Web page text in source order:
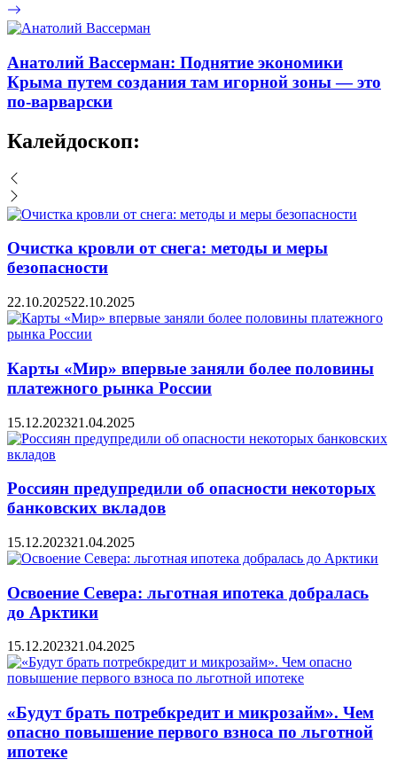
Анатолий Вассерман: Поднятие экономики
Крыма путем создания там игорной зоны — это
по-варварски
Калейдоскоп:
Очистка кровли от снега: методы и меры
безопасности
22.10.202522.10.2025
Карты «Мир» впервые заняли более половины
платежного рынка России
15.12.202321.04.2025
Россиян предупредили об опасности некоторых
банковских вкладов
15.12.202321.04.2025
Освоение Севера: льготная ипотека добралась
до Арктики
15.12.202321.04.2025
«Будут брать потребкредит и микрозайм». Чем
опасно повышение первого взноса по льготной
ипотеке